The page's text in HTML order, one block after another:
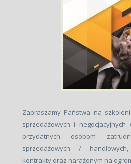
Zapraszamy Państwa na
sprzedażowych i negocjacyjnych
przydatnych osobom
sprzedażowych /
kontrakty oraz narażonym na